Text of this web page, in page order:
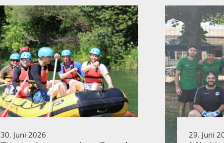
30. Juni 2026 29. Juni